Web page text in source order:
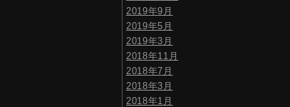
2019年9月
2019年5月
2019年3月
2018年11月
2018年7月
2018年3月
2018年1月